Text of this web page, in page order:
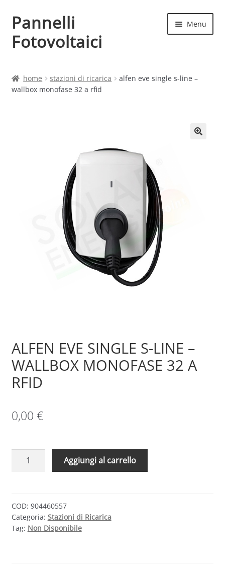
Vai
alla
navigazione
Vai
al
contenuto
Pannelli
Fotovoltaici
Menu
Cart
home stazioni di ricarica
alfen eve single s-line –
wallbox monofase 32 a rfid
ALFEN EVE SINGLE S-LINE –
WALLBOX MONOFASE 32 A
RFID
0,00 €
ALFEN
LINE
–
WALLBOX
Aggiungi al carrello
COD: 904460557
Categoria: Stazioni di Ricarica
Tag: Non Disponibile